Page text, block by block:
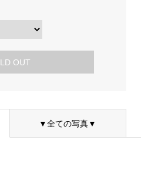
OUT
▼全ての写真▼